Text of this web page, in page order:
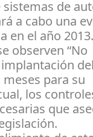
de
a cabo una
el año
observen “No
para su
los
que